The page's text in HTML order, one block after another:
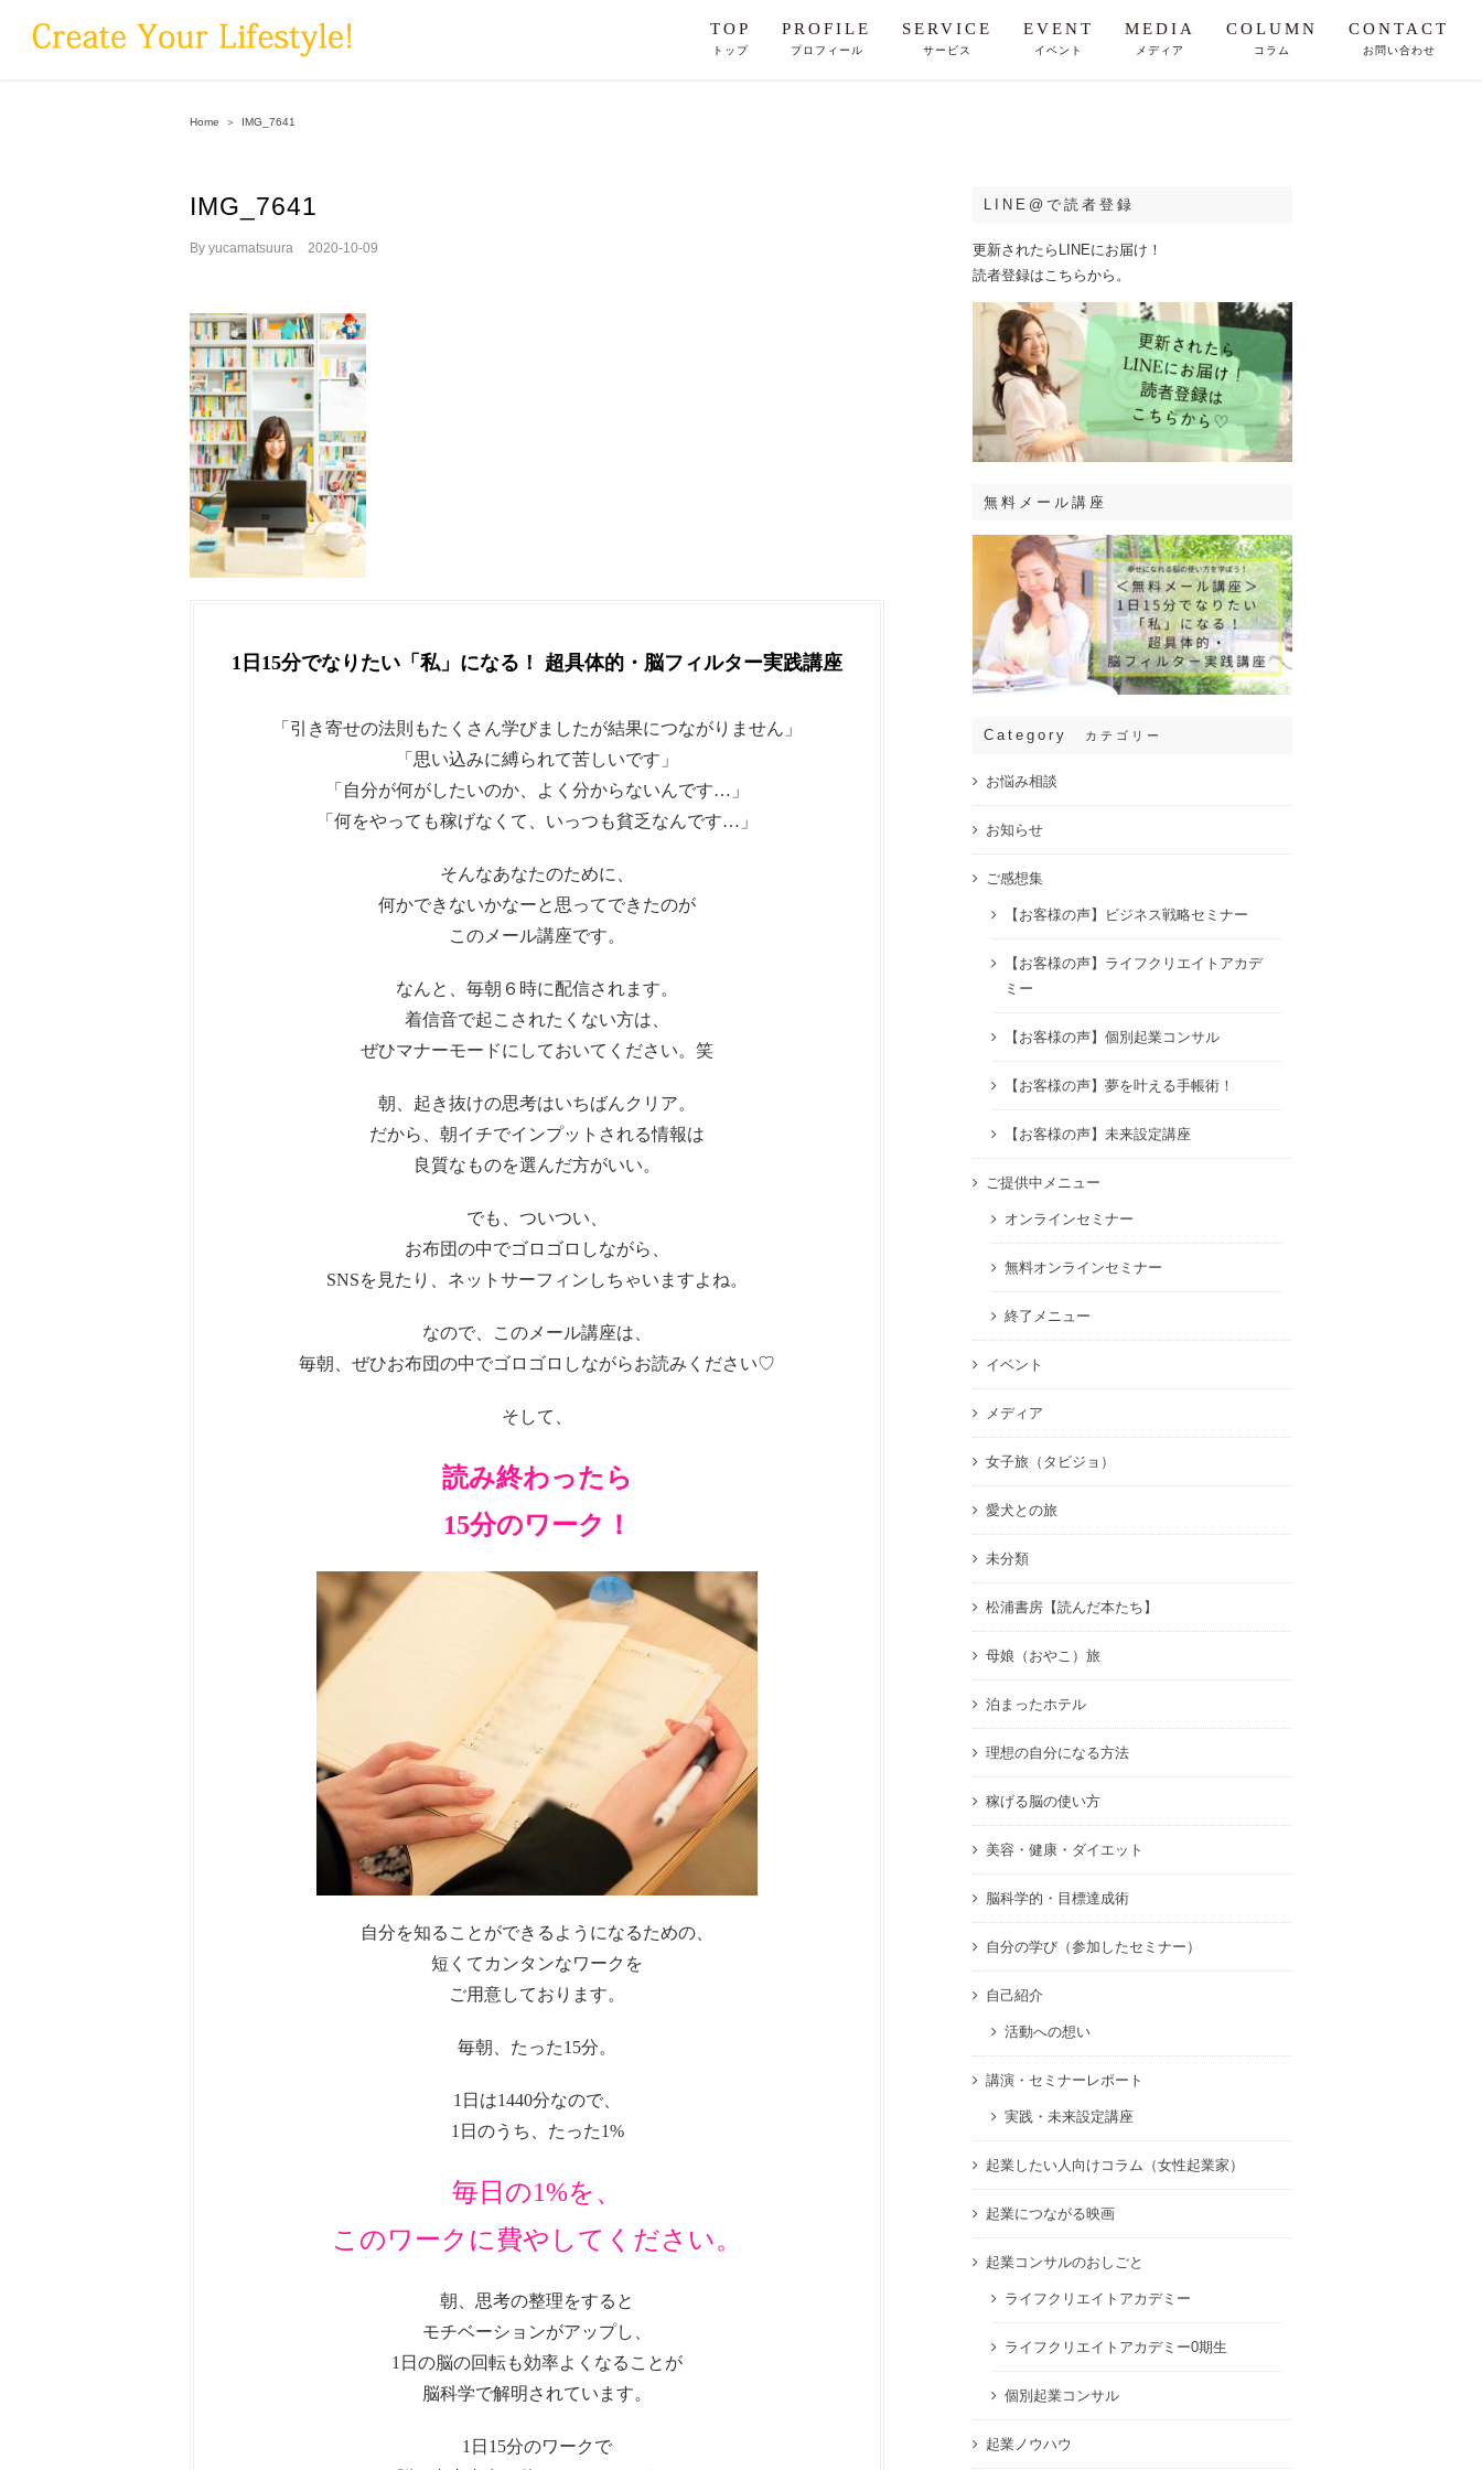
TOP
トップ
PROFILE
プロフィール
SERVICE
サービス
EVENT
イベント
MEDIA
メディア
COLUMN
コラム
CONTACT
お問い合わせ
Home ＞ IMG_7641
IMG_7641
By yucamatsuura 2020-10-09
1日15分でなりたい「私」になる！ 超具体的・脳フィルター実践講座
「引き寄せの法則もたくさん学びましたが結果につながりません」
「思い込みに縛られて苦しいです」
「自分が何がしたいのか、よく分からないんです…」
「何をやっても稼げなくて、いっつも貧乏なんです…」
そんなあなたのために、
何かできないかなーと思ってできたのが
このメール講座です。
なんと、毎朝６時に配信されます。
着信音で起こされたくない方は、
ぜひマナーモードにしておいてください。笑
朝、起き抜けの思考はいちばんクリア。
だから、朝イチでインプットされる情報は
良質なものを選んだ方がいい。
でも、ついつい、
お布団の中でゴロゴロしながら、
SNSを見たり、ネットサーフィンしちゃいますよね。
なので、このメール講座は、
毎朝、ぜひお布団の中でゴロゴロしながらお読みください♡
そして、
読み終わったら
15分のワーク！
自分を知ることができるようになるための、
短くてカンタンなワークを
ご用意しております。
毎朝、たった15分。
1日は1440分なので、
1日のうち、たった1%
毎日の1%を、
このワークに費やしてください。
朝、思考の整理をすると
モチベーションがアップし、
1日の脳の回転も効率よくなることが
脳科学で解明されています。
1日15分のワークで
LINE@で読者登録
更新されたらLINEにお届け！
読者登録はこちらから。
無料メール講座
Category カテゴリー
お悩み相談
お知らせ
ご感想集
【お客様の声】ビジネス戦略セミナー
【お客様の声】ライフクリエイトアカデ
ミー
【お客様の声】個別起業コンサル
【お客様の声】夢を叶える手帳術！
【お客様の声】未来設定講座
ご提供中メニュー
オンラインセミナー
無料オンラインセミナー
終了メニュー
イベント
メディア
女子旅（タビジョ）
愛犬との旅
未分類
松浦書房【読んだ本たち】
母娘（おやこ）旅
泊まったホテル
理想の自分になる方法
稼げる脳の使い方
美容・健康・ダイエット
脳科学的・目標達成術
自分の学び（参加したセミナー）
自己紹介
活動への想い
講演・セミナーレポート
実践・未来設定講座
起業したい人向けコラム（女性起業家）
起業につながる映画
起業コンサルのおしごと
ライフクリエイトアカデミー
ライフクリエイトアカデミー0期生
個別起業コンサル
起業ノウハウ